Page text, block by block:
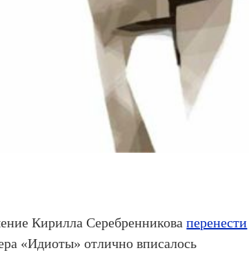
Кирилла Серебренниковаперенести
«Идиоты» отлично вписалось